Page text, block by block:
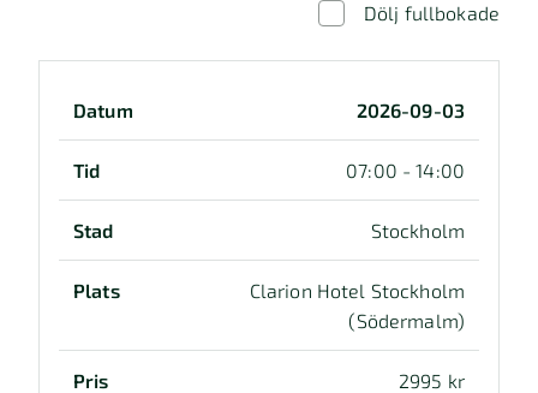
Dölj fullbokade
Tid
2026-09-03
07:00 - 14:00
Stockholm
Clarion Hotel Stockholm
(Södermalm)
2995 kr